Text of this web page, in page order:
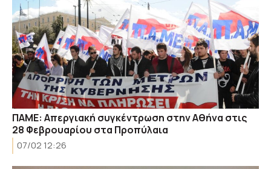
ΠΑΜΕ: Απεργιακή συγκέντρωση στην Αθήνα στις
28 Φεβρουαρίου στα Προπύλαια
07/02 12:26